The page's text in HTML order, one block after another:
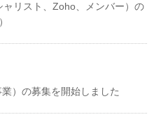
リスト、Zoho、メンバー）の
）の募集を開始しました